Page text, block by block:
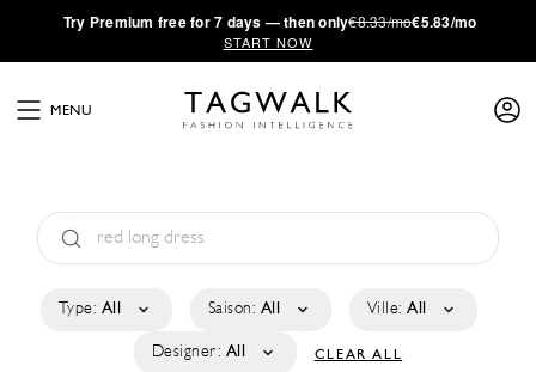
·Try Premium free for 7 days — then only€8.33/mo€5.83/mo
START NOW
MENU
Type: All Saison: All Ville: All
Designer: All CLEAR ALL